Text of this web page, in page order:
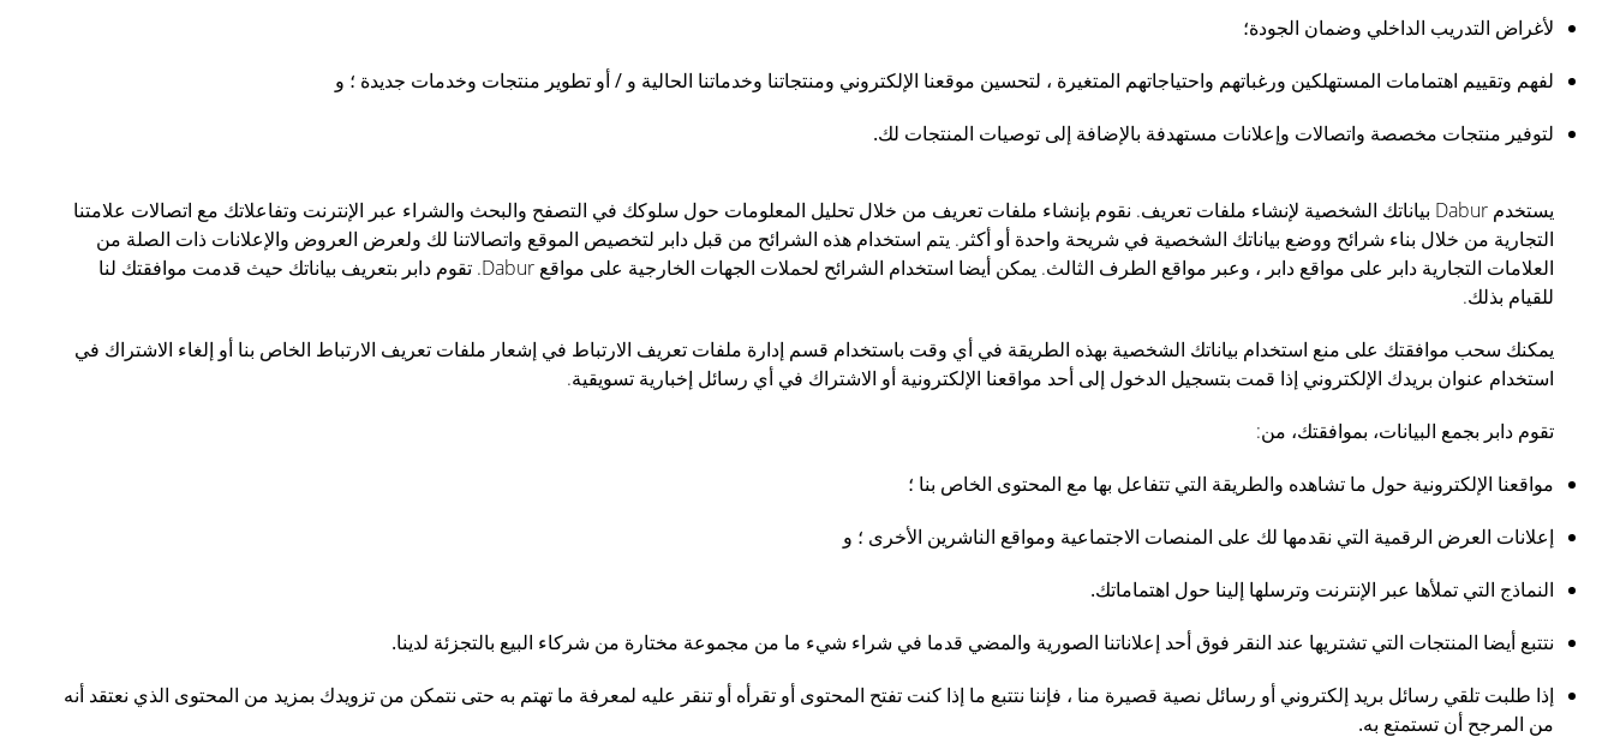
لأغراض التدريب الداخلي وضمان الجودة؛
لفهم وتقييم اهتمامات المستهلكين ورغباتهم واحتياجاتهم المتغيرة ، لتحسين موقعنا الإلكتروني ومنتجاتنا وخدماتنا الحالية و / أو تطوير منتجات وخدمات جديدة ؛ و
لتوفير منتجات مخصصة واتصالات وإعلانات مستهدفة بالإضافة إلى توصيات المنتجات لك.
يستخدم Dabur بياناتك الشخصية لإنشاء ملفات تعريف. نقوم بإنشاء ملفات تعريف من خلال تحليل المعلومات حول سلوكك في التصفح والبحث والشراء عبر الإنترنت وتفاعلاتك مع اتصالات علامتنا
التجارية من خلال بناء شرائح ووضع بياناتك الشخصية في شريحة واحدة أو أكثر. يتم استخدام هذه الشرائح من قبل دابر لتخصيص الموقع واتصالاتنا لك ولعرض العروض والإعلانات ذات الصلة من
العلامات التجارية دابر على مواقع دابر ، وعبر مواقع الطرف الثالث. يمكن أيضا استخدام الشرائح لحملات الجهات الخارجية على مواقع Dabur. تقوم دابر بتعريف بياناتك حيث قدمت موافقتك لنا
للقيام بذلك.
يمكنك سحب موافقتك على منع استخدام بياناتك الشخصية بهذه الطريقة في أي وقت باستخدام قسم إدارة ملفات تعريف الارتباط في إشعار ملفات تعريف الارتباط الخاص بنا أو إلغاء الاشتراك في
استخدام عنوان بريدك الإلكتروني إذا قمت بتسجيل الدخول إلى أحد مواقعنا الإلكترونية أو الاشتراك في أي رسائل إخبارية تسويقية.
تقوم دابر بجمع البيانات، بموافقتك، من:
مواقعنا الإلكترونية حول ما تشاهده والطريقة التي تتفاعل بها مع المحتوى الخاص بنا ؛
إعلانات العرض الرقمية التي نقدمها لك على المنصات الاجتماعية ومواقع الناشرين الأخرى ؛ و
النماذج التي تملأها عبر الإنترنت وترسلها إلينا حول اهتماماتك.
نتتبع أيضا المنتجات التي تشتريها عند النقر فوق أحد إعلاناتنا الصورية والمضي قدما في شراء شيء ما من مجموعة مختارة من شركاء البيع بالتجزئة لدينا.
إذا طلبت تلقي رسائل بريد إلكتروني أو رسائل نصية قصيرة منا ، فإننا نتتبع ما إذا كنت تفتح المحتوى أو تقرأه أو تنقر عليه لمعرفة ما تهتم به حتى نتمكن من تزويدك بمزيد من المحتوى الذي نعتقد أنه
من المرجح أن تستمتع به.